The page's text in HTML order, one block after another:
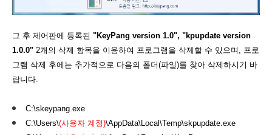
그 후 제어판에 등록된 "KeyPang version 1.0", "kpupdate version
1.0.0" 2개의 삭제 항목을 이용하여 프로그램을 삭제할 수 있으며, 프로
그램 삭제 후에는 추가적으로 다음의 폴더(파일)를 찾아 삭제하시기 바
랍니다.
C:\skeypang.exe
C:\Users\(사용자 계정)\AppData\Local\Temp\skpupdate.exe